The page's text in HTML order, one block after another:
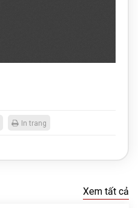
In trang
Xem tất cả